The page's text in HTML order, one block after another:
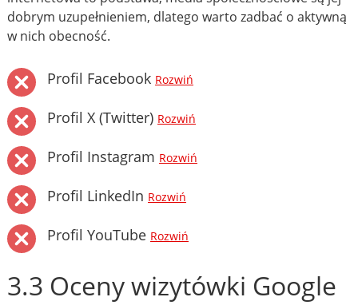
dobrym uzupełnieniem, dlatego warto zadbać o aktywną
w nich obecność.
Profil Facebook Rozwiń
Profil X (Twitter) Rozwiń
Profil Instagram Rozwiń
Profil LinkedIn Rozwiń
Profil YouTube Rozwiń
3.3 Oceny wizytówki Google